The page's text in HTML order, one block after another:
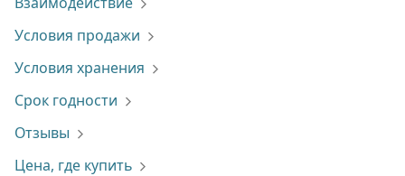
Условия продажи
Условия хранения
Срок годности
Отзывы
Цена, где купить